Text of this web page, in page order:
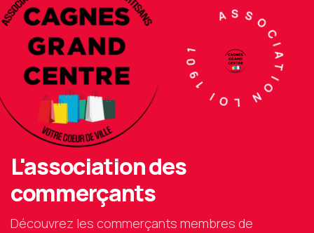
ASSOCIATION LOI 1901
L'association des
commerçants
Découvrez les commerçants membres de